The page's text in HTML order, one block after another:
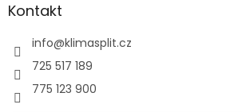
Kontakt
info@klimasplit.cz
725 517 189
775 123 900